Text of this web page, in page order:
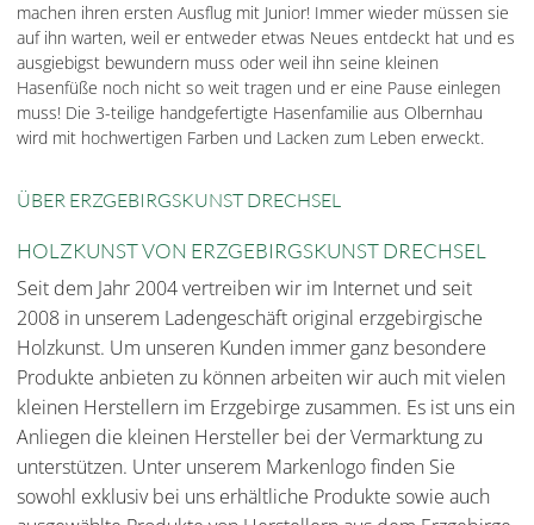
machen ihren ersten Ausflug mit Junior! Immer wieder müssen sie
auf ihn warten, weil er entweder etwas Neues entdeckt hat und es
ausgiebigst bewundern muss oder weil ihn seine kleinen
Hasenfüße noch nicht so weit tragen und er eine Pause einlegen
muss! Die 3-teilige handgefertigte Hasenfamilie aus Olbernhau
wird mit hochwertigen Farben und Lacken zum Leben erweckt.
ÜBER ERZGEBIRGSKUNST DRECHSEL
HOLZKUNST VON ERZGEBIRGSKUNST DRECHSEL
Seit dem Jahr 2004 vertreiben wir im Internet und seit
2008 in unserem Ladengeschäft original erzgebirgische
Holzkunst. Um unseren Kunden immer ganz besondere
Produkte anbieten zu können arbeiten wir auch mit vielen
kleinen Herstellern im Erzgebirge zusammen. Es ist uns ein
Anliegen die kleinen Hersteller bei der Vermarktung zu
unterstützen. Unter unserem Markenlogo finden Sie
sowohl exklusiv bei uns erhältliche Produkte sowie auch